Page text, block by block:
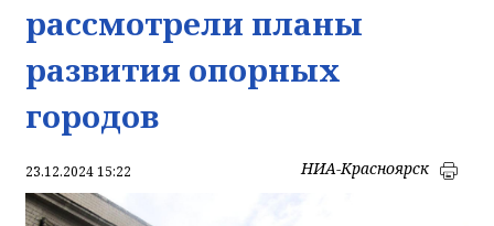
рассмотрели планы
развития опорных
городов
23.12.2024 15:22 НИА-Красноярск